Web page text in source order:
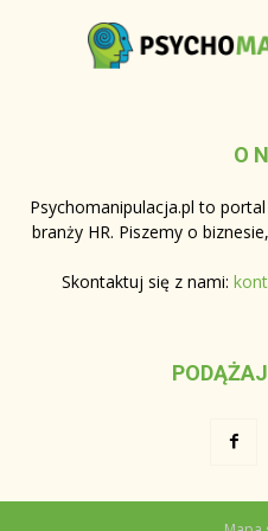
O
Psychomanipulacja.pl to
branży HR. Piszemy o
Skontaktuj się z nami: